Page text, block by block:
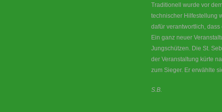
Traditionell wurde vor
technischer Hilfestellung
dafür verantwortlich,
Ein ganz neuer
Jungschützen. Die St.
der Veranstaltung kürte
zum Sieger. Er erwählte
S.B.